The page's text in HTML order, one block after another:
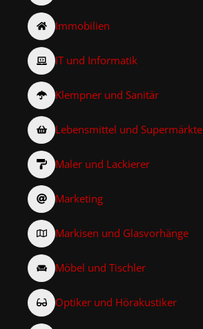
Immobilien
IT und Informatik
Klempner und Sanitär
Lebensmittel und Supermärkte
Maler und Lackierer
Marketing
Markisen und Glasvorhänge
Möbel und Tischler
Optiker und Hörakustiker